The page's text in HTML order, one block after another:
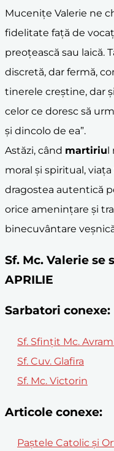
Mucenițe Valerie ne
fidelitate față de
preoțească sau laică.
discretă, dar fermă,
tinerele creștine, dar
celor ce doresc să
și dincolo de ea”.
Astăzi, când martiriul
moral și spiritual,
dragostea autentică
orice amenințare și
binecuvântare
Sf. Mc. Valerie se
APRILIE
Sarbatori conexe:
Sf. Sfințit Mc.
Sf. Cuv. Glafira
Sf. Mc. Victorin
Articole conexe:
Paștele Catolic și